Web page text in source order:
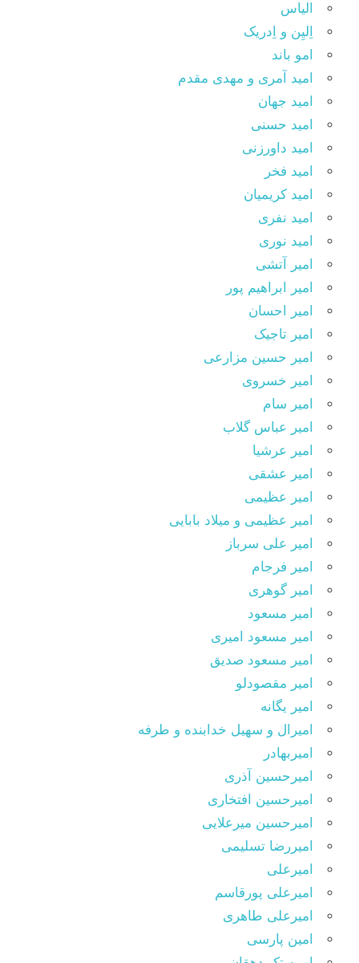
الیاس
اِلیِن و اِدریک
امو باند
امید آمری و مهدی مقدم
امید جهان
امید حسنی
امید داورزنی
امید فخر
امید کریمیان
امید نفری
امید نوری
امیر آتشی
امیر ابراهیم پور
امیر احسان
امیر تاجیک
امیر حسین مزارعی
امیر خسروی
امیر سام
امیر عباس گلاب
امیر عرشیا
امیر عشقی
امیر عظیمی
امیر عظیمی و میلاد بابایی
امیر علی سرباز
امیر فرجام
امیر گوهری
امیر مسعود
امیر مسعود امیری
امیر مسعود صدیق
امیر مقصودلو
امیر یگانه
امیرال و سهیل خدابنده و طرفه
امیربهادر
امیرحسین آذری
امیرحسین افتخاری
امیرحسین میرعلایی
امیررضا تسلیمی
امیرعلی
امیرعلی پورقاسم
امیرعلی طاهری
امین پارسی